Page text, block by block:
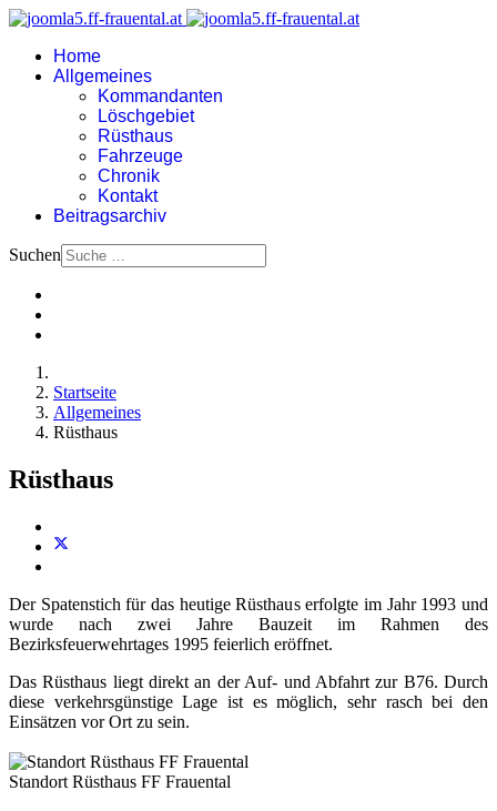
Home
Allgemeines
Kommandanten
Löschgebiet
Rüsthaus
Fahrzeuge
Chronik
Kontakt
Beitragsarchiv
Suchen
Startseite
Allgemeines
Rüsthaus
Rüsthaus
Der Spatenstich für das heutige Rüsthaus erfolgte im Jahr 1993 und
wurde nach zwei Jahre Bauzeit im Rahmen des
Bezirksfeuerwehrtages 1995 feierlich eröffnet.
Das Rüsthaus liegt direkt an der Auf- und Abfahrt zur B76. Durch
diese verkehrsgünstige Lage ist es möglich, sehr rasch bei den
Einsätzen vor Ort zu sein.
Standort Rüsthaus FF Frauental